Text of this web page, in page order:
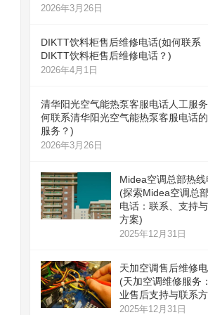
2026年3月26日
DIKTT饮料柜售后维修电话(如何联系
DIKTT饮料柜售后维修电话？)
2026年4月1日
清华阳光空气能热泵客服电话人工服
何联系清华阳光空气能热泵客服电话
服务？)
2026年3月26日
Midea空调总部热线
(探索Midea空调总
电话：联系、支持
方案)
2025年12月31日
天加空调售后维修
(天加空调维修服务
业售后支持与联系
2025年12月31日